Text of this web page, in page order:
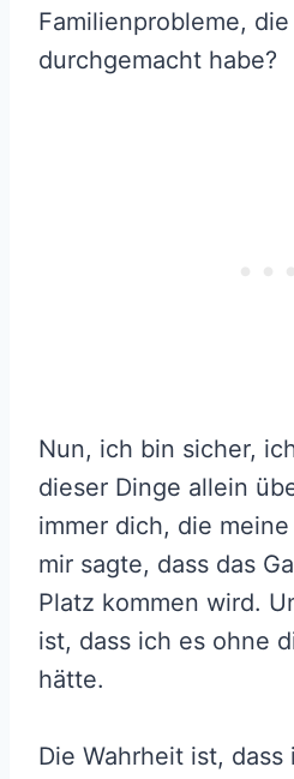
Familienprobleme,
durchgemacht habe?
Nun, ich bin sicher,
dieser Dinge allein
immer dich, die
mir sagte, dass das
Platz kommen wird.
ist, dass ich es ohne
hätte.
Die Wahrheit ist,